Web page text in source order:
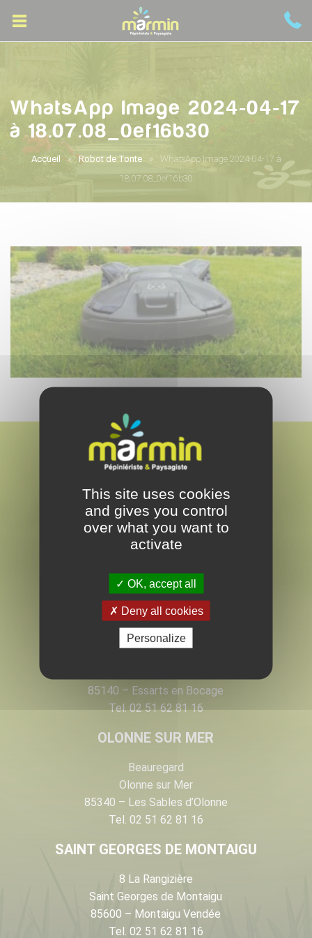
WhatsApp Image 2024-04-17
à 18.07.08_0ef16b30
Accueil Robot de Tonte
WhatsApp Image 2024-04-17 à
18.07.08_0ef16b30
MARMIN
PAYSAGISTE & PEPINÉRISTE
LES ESSARTS
85140 – Essarts en Bocage
Tel. 02 51 62 81 16
OLONNE SUR MER
Beauregard
Olonne sur Mer
85340 – Les Sables d’Olonne
Tel. 02 51 62 81 16
SAINT GEORGES DE MONTAIGU
8 La Rangizière
Saint Georges de Montaigu
85600 – Montaigu Vendée
Tel. 02 51 62 81 16
This site uses cookies
and gives you control
over what you want to
activate
OK, accept all
Deny all cookies
Personalize